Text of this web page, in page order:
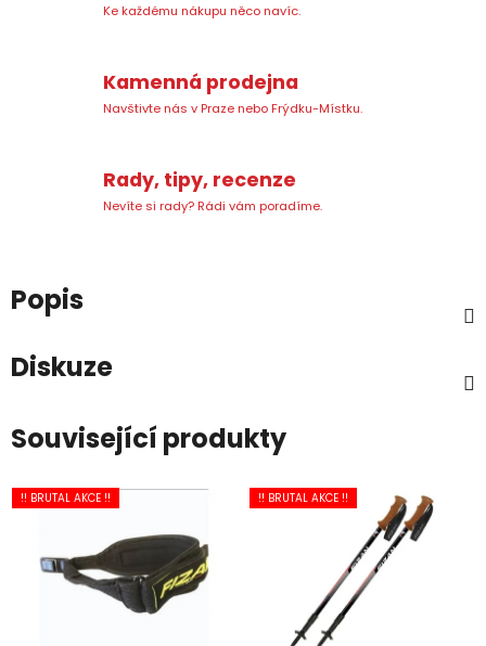
Ke každému nákupu něco navíc.
Kamenná prodejna
Navštivte nás v Praze nebo Frýdku-Místku.
Rady, tipy, recenze
Nevíte si rady? Rádi vám poradíme.
Popis
Diskuze
Související produkty
!! BRUTAL AKCE !! !! BRUTAL AKCE !!